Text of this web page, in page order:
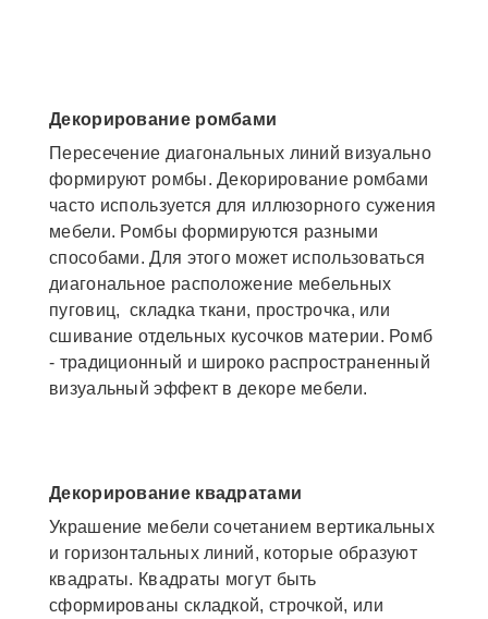
Декорирование ромбами
Пересечение диагональных линий визуально
формируют ромбы. Декорирование ромбами
часто используется для иллюзорного сужения
мебели. Ромбы формируются разными
способами. Для этого может использоваться
диагональное расположение мебельных
пуговиц, складка ткани, прострочка, или
сшивание отдельных кусочков материи. Ромб
- традиционный и широко распространенный
визуальный эффект в декоре мебели.
Декорирование квадратами
Украшение мебели сочетанием вертикальных
и горизонтальных линий, которые образуют
квадраты. Квадраты могут быть
сформированы складкой, строчкой, или